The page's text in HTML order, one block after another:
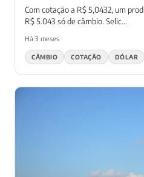
Com cotação a R$ 5,0432, um
R$ 5.043 só de câmbio. Selic...
Há 3 meses
CÂMBIO COTAÇÃO DÓLAR